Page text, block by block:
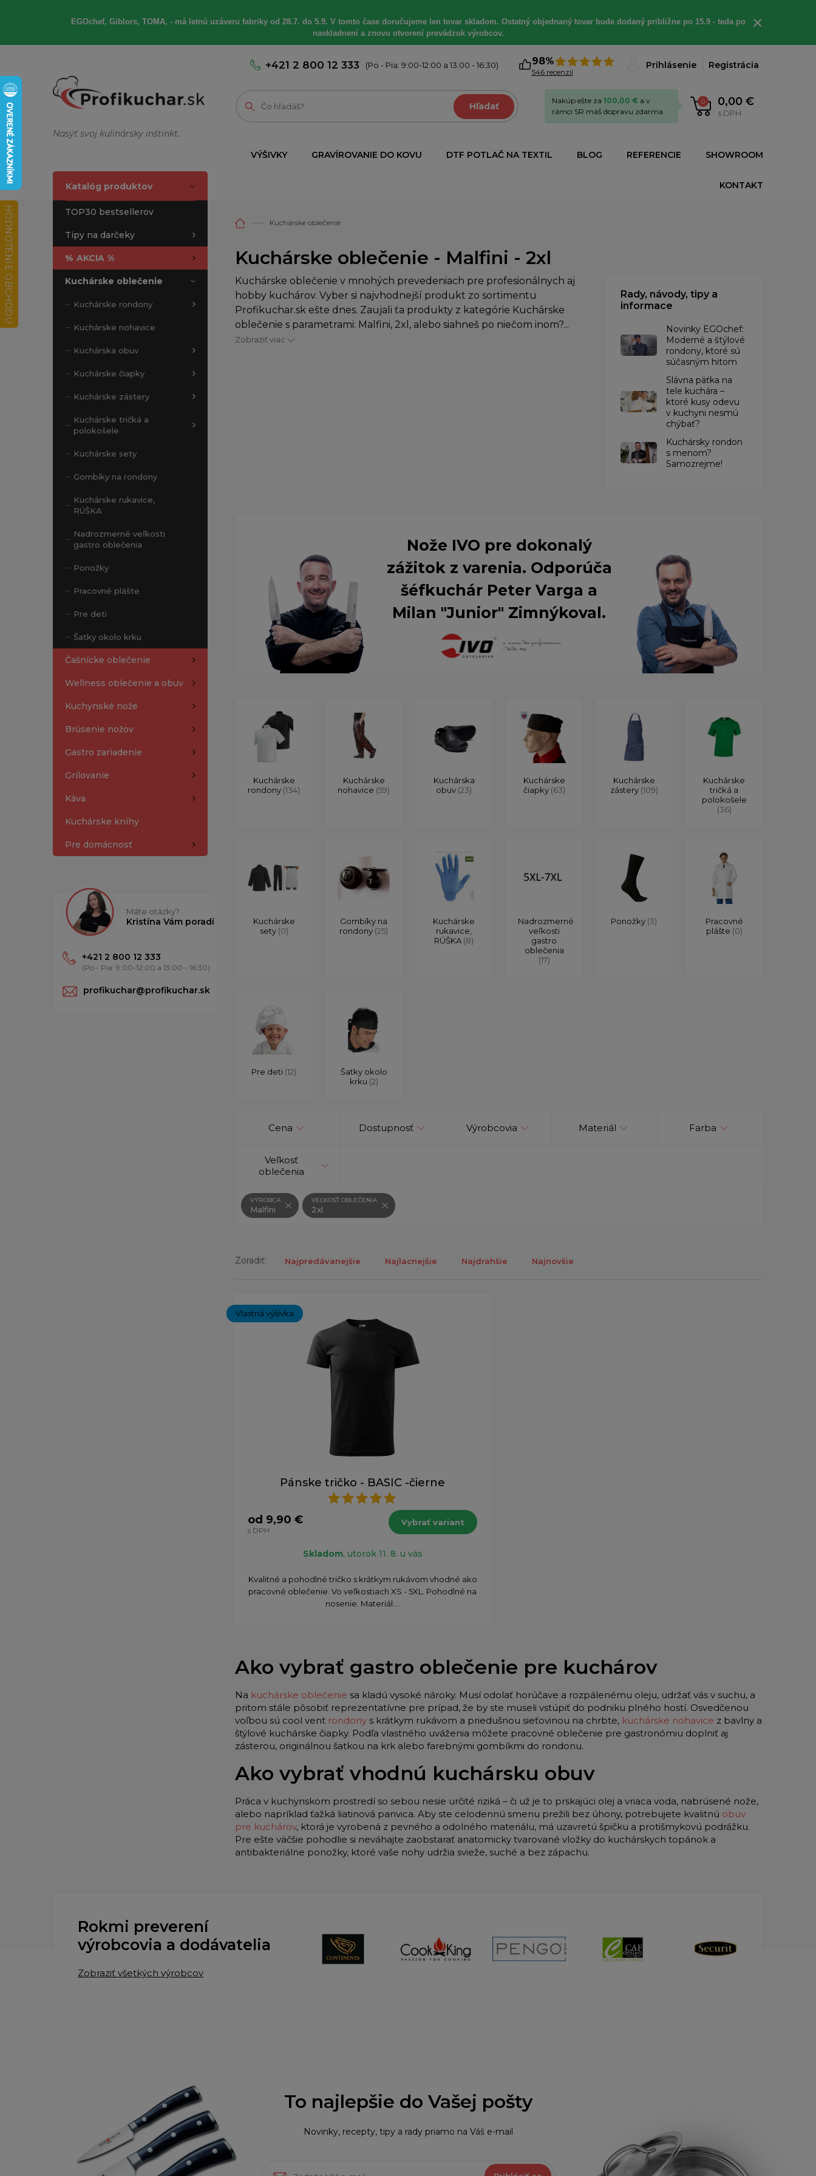
EGOchef, Giblors, TOMA, - má letnú uzáveru fabriky od 28.7. do 5.9. V tomto čase doručujeme len tovar skladom. Ostatný objednaný tovar bude dodaný približne po 15.9 - teda po
naskladnení a znovu otvorení prevádzok výrobcov.
×
Nasýť svoj kulinársky inštinkt.
+421 2 800 12 333 (Po - Pia: 9:00-12:00 a 13:00 - 16:30) 98%
546 recenzií
Prihlásenie Registrácia
Hľadať 0 0,00 €
s DPH
Nakúp ešte za 100,00 € a v
rámci SR máš dopravu zdarma.
VÝŠIVKY GRAVÍROVANIE DO KOVU DTF POTLAČ NA TEXTIL BLOG REFERENCIE SHOWROOM
KONTAKT
Katalóg produktov
TOP30 bestsellerov
Tipy na darčeky
% AKCIA %
Kuchárske oblečenie
Kuchárske rondony
Kuchárske nohavice
Kuchárska obuv
Kuchárske čiapky
Kuchárske zástery
Kuchárske tričká a
polokošele
Kuchárske sety
Gombíky na rondony
Kuchárske rukavice,
RÚŠKA
Nadrozmerné veľkosti
gastro oblečenia
Ponožky
Pracovné plášte
Pre deti
Šatky okolo krku
Čašnícke oblečenie
Wellness oblečenie a obuv
Kuchynské nože
Brúsenie nožov
Gastro zariadenie
Grilovanie
Káva
Kuchárske knihy
Pre domácnosť
Máte otázky?
Kristína Vám poradí
+421 2 800 12 333
(Po - Pia: 9:00-12:00 a 13:00 - 16:30)
profikuchar@profikuchar.sk
Kuchárske oblečenie
Kuchárske oblečenie - Malfini - 2xl
Kuchárske oblečenie v mnohých prevedeniach pre profesionálnych aj
hobby kuchárov. Vyber si najvhodnejší produkt zo sortimentu
Profikuchar.sk ešte dnes. Zaujali ťa produkty z kategórie Kuchárske
oblečenie s parametrami: Malfini, 2xl, alebo siahneš po niečom inom?...
Zobraziť viac
Rady, návody, tipy a
informace
Novinky EGOchef:
Moderné a štýlové
rondony, ktoré sú
súčasným hitom
Slávna päťka na
tele kuchára –
ktoré kusy odevu
v kuchyni nesmú
chýbať?
Kuchársky rondon
s menom?
Samozrejme!
Nože IVO pre dokonalý
zážitok z varenia. Odporúča
šéfkuchár Peter Varga a
Milan "Junior" Zimnýkoval.
Kuchárske
rondony (134)
Kuchárske
nohavice (59)
Kuchárska
obuv (23)
Kuchárske
čiapky (63)
Kuchárske
zástery (109)
Kuchárske
tričká a
polokošele
(36)
Kuchárske
sety (0)
Gombíky na
rondony (25)
Kuchárske
rukavice,
RÚŠKA (8)
Nadrozmerné
veľkosti
gastro
oblečenia
(17)
Ponožky (3)
Pracovné
plášte (0)
Pre deti (12)
Šatky okolo
krku (2)
Cena Dostupnosť Výrobcovia Materiál Farba
Veľkosť
oblečenia
VÝROBCA
Malfini
VEĽKOSŤ OBLEČENIA
2xl
Zoradiť: Najpredávanejšie Najlacnejšie Najdrahšie Najnovšie
Vlastná výšivka
Pánske tričko - BASIC -čierne
od 9,90 €
s DPH
Vybrať variant
Skladom, utorok 11. 8. u vás
Kvalitné a pohodlné tričko s krátkym rukávom vhodné ako
pracovné oblečenie. Vo veľkostiach XS - 5XL. Pohodlné na
nosenie. Materiál:...
Ako vybrať gastro oblečenie pre kuchárov
Na kuchárske oblečenie sa kladú vysoké nároky. Musí odolať horúčave a rozpálenému oleju, udržať vás v suchu, a
pritom stále pôsobiť reprezentatívne pre prípad, že by ste museli vstúpiť do podniku plného hostí. Osvedčenou
voľbou sú cool vent rondony s krátkym rukávom a priedušnou sieťovinou na chrbte, kuchárske nohavice z bavlny a
štýlové kuchárske čiapky. Podľa vlastného uváženia môžete pracovné oblečenie pre gastronómiu doplniť aj
zásterou, originálnou šatkou na krk alebo farebnými gombíkmi do rondonu.
Ako vybrať vhodnú kuchársku obuv
Práca v kuchynskom prostredí so sebou nesie určité riziká – či už je to prskajúci olej a vriaca voda, nabrúsené nože,
alebo napríklad ťažká liatinová panvica. Aby ste celodennú smenu prežili bez úhony, potrebujete kvalitnú obuv
pre kuchárov, ktorá je vyrobená z pevného a odolného materiálu, má uzavretú špičku a protišmykovú podrážku.
Pre ešte väčšie pohodlie si neváhajte zaobstarať anatomicky tvarované vložky do kuchárskych topánok a
antibakteriálne ponožky, ktoré vaše nohy udržia svieže, suché a bez zápachu.
Rokmi preverení
výrobcovia a dodávatelia
Zobraziť všetkých výrobcov
To najlepšie do Vašej pošty
Novinky, recepty, tipy a rady priamo na Váš e-mail
HODNOTENIE OBCHODU